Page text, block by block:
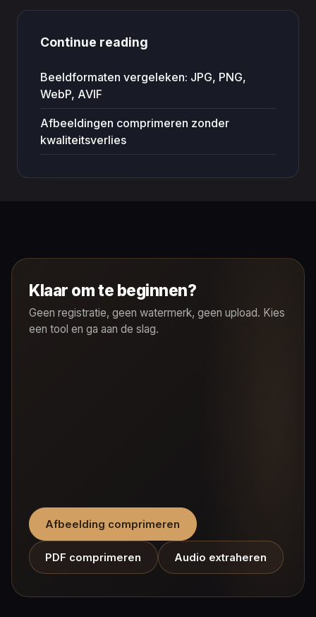
Continue reading
Beeldformaten vergeleken: JPG, PNG,
WebP, AVIF
Afbeeldingen comprimeren zonder
kwaliteitsverlies
Klaar om te beginnen?
Geen registratie, geen watermerk, geen upload. Kies
een tool en ga aan de slag.
Afbeelding comprimeren
PDF comprimeren Audio extraheren